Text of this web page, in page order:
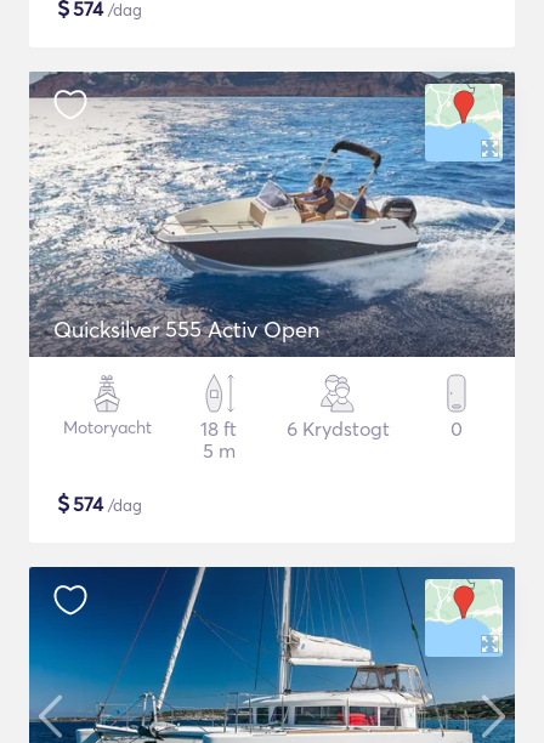
$574/dag
Quicksilver 555 Activ Open
Motoryacht
18 ft
5 m
6 Krydstogt 0
$574/dag